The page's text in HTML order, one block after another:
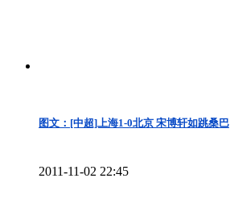
图文：[中超]上海1-0北京 宋博轩如跳桑巴
2011-11-02 22:45